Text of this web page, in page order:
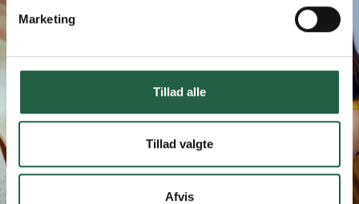
Marketing
Tillad alle
Tillad valgte
Afvis